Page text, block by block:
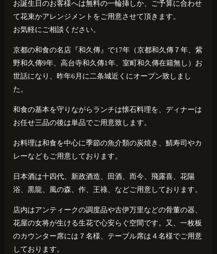
お誕生日のお客様へは無料の一輪挿しか、ご予算に合わせ
て花束かアレンジメントをご用意させて頂きます。
お気軽にご相談ください。
京都の和食の名店『和久傳』で17年（京都和久傳７年、紫
野和久傳9年、高台寺和久傳1年、室町和久傳在籍無し）お
世話になり、昨年6月に二条城近くにオープン致しまし
た。
和食の基本を守りながらランチは懐石料理を、ディナーは
お任せ三品の後は単品でご用意致します。
お料理は和食を中心に季節の魚介類の炭焼き、鯖寿司やカ
レーなどもご用意しております。
日本酒は十四代、新政酒造、田酒、而今、飛露喜、花陽
浴、黒龍、風の森、作、王祿、などご用意しております。
店内はアンティークの調度品や古伊万里などの骨董の器、
花屋の女将が生ける生花で心安らぐ空間です。又、一枚板
のカウンター席には７名様、テーブル席は４名様でご用意
しております。